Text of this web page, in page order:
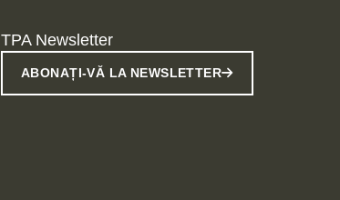
TPA Newsletter
ABONAȚI-VĂ LA NEWSLETTER